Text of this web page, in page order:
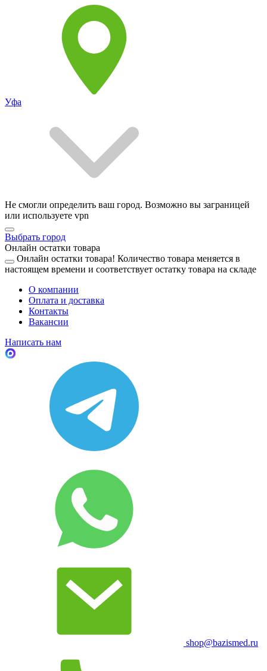
Уфа
Не смогли определить ваш город. Возможно вы заграницей
или используете vpn
Выбрать город
Онлайн остатки товара
Онлайн остатки товара! Количество товара меняется в
настоящем времени и соответствует остатку товара на складе
О компании
Оплата и доставка
Контакты
Вакансии
Написать нам
shop@bazismed.ru